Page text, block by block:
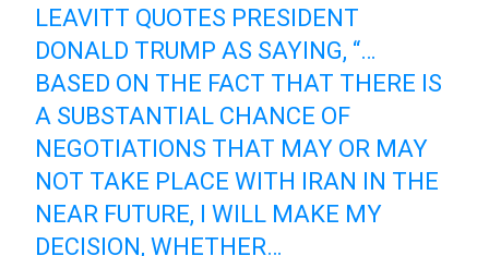
LEAVITT QUOTES PRESIDENT
DONALD TRUMP AS SAYING, “…
BASED ON THE FACT THAT THERE IS
A SUBSTANTIAL CHANCE OF
NEGOTIATIONS THAT MAY OR MAY
NOT TAKE PLACE WITH IRAN IN THE
NEAR FUTURE, I WILL MAKE MY
DECISION, WHETHER…